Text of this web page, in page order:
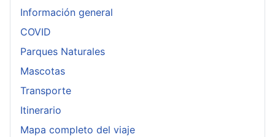
Información general
COVID
Parques Naturales
Mascotas
Transporte
Itinerario
Mapa completo del viaje